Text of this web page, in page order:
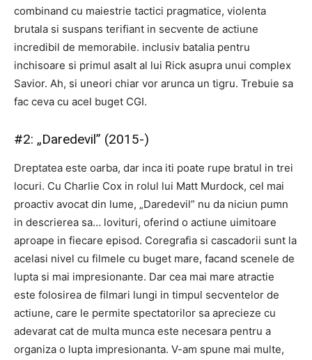
combinand cu maiestrie tactici pragmatice, violenta
brutala si suspans terifiant in secvente de actiune
incredibil de memorabile. inclusiv batalia pentru
inchisoare si primul asalt al lui Rick asupra unui complex
Savior. Ah, si uneori chiar vor arunca un tigru. Trebuie sa
fac ceva cu acel buget CGI.
#2: „Daredevil” (2015-)
Dreptatea este oarba, dar inca iti poate rupe bratul in trei
locuri. Cu Charlie Cox in rolul lui Matt Murdock, cel mai
proactiv avocat din lume, „Daredevil” nu da niciun pumn
in descrierea sa… lovituri, oferind o actiune uimitoare
aproape in fiecare episod. Coregrafia si cascadorii sunt la
acelasi nivel cu filmele cu buget mare, facand scenele de
lupta si mai impresionante. Dar cea mai mare atractie
este folosirea de filmari lungi in timpul secventelor de
actiune, care le permite spectatorilor sa aprecieze cu
adevarat cat de multa munca este necesara pentru a
organiza o lupta impresionanta. V-am spune mai multe,